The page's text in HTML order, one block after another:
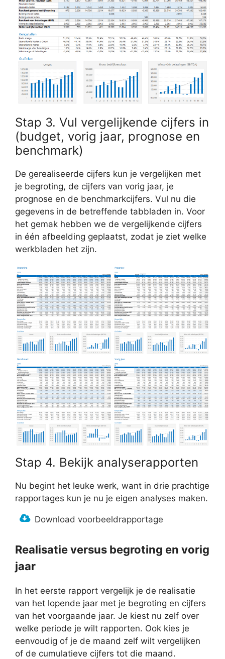
Stap 3. Vul vergelijkende cijfers in
(budget, vorig jaar, prognose en
benchmark)
De gerealiseerde cijfers kun je vergelijken met
je begroting, de cijfers van vorig jaar, je
prognose en de benchmarkcijfers. Vul nu die
gegevens in de betreffende tabbladen in. Voor
het gemak hebben we de vergelijkende cijfers
in één afbeelding geplaatst, zodat je ziet welke
werkbladen het zijn.
Stap 4. Bekijk analyserapporten
Nu begint het leuke werk, want in drie prachtige
rapportages kun je nu je eigen analyses maken.
Download voorbeeldrapportage
Realisatie versus begroting en vorig
jaar
In het eerste rapport vergelijk je de realisatie
van het lopende jaar met je begroting en cijfers
van het voorgaande jaar. Je kiest nu zelf over
welke periode je wilt rapporten. Ook kies je
eenvoudig of je de maand zelf wilt vergelijken
of de cumulatieve cijfers tot die maand.